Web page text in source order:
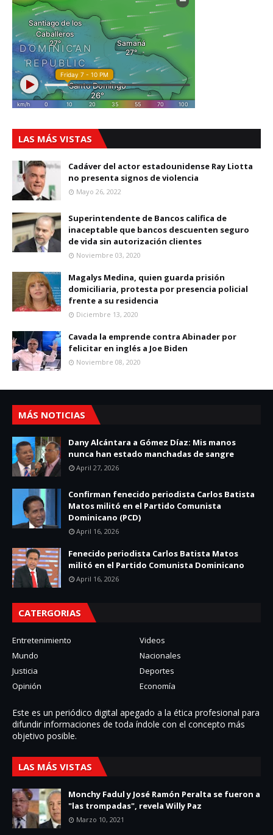
LAS MÁS VISTAS
Cadáver del actor estadounidense Ray Liotta
no presenta signos de violencia
Mayo 26, 2022
Superintendente de Bancos califica de
inaceptable que bancos descuenten seguro
de vida sin autorización clientes
Noviembre 03, 2020
Magalys Medina, quien guarda prisión
domiciliaria, protesta por presencia policial
frente a su residencia
Diciembre 13, 2020
Cavada la emprende contra Abinader por
felicitar en inglés a Joe Biden
Noviembre 08, 2020
MÁS NOTICIAS
Dany Alcántara a Gómez Díaz: Mis manos
nunca han estado manchadas de sangre
April 27, 2026
Confirman fenecido periodista Carlos Batista
Matos militó en el Partido Comunista
Dominicano (PCD)
April 16, 2026
Fenecido periodista Carlos Batista Matos
militó en el Partido Comunista Dominicano
April 16, 2026
CATERGORIAS
Entretenimiento
Videos
Mundo
Nacionales
Justicia
Deportes
Opinión
Economía
Este es un periódico digital apegado a la ética profesional para
difundir informaciones de toda í­ndole con el concepto más
objetivo posible.
LAS MÁS VISTAS
Monchy Fadul y José Ramón Peralta se fueron a
"las trompadas", revela Willy Paz
Marzo 10, 2021